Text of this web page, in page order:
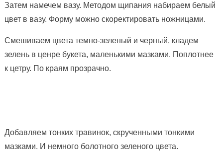
Затем намечем вазу. Методом щипания набираем белый
цвет в вазу. Форму можно скоректировать ножницами.
Смешиваем цвета темно-зеленый и черный, кладем
зелень в ценре букета, маленькими мазками. Поплотнее
к цетру. По краям прозрачно.
Добавляем тонких травинок, скрученными тонкими
мазками. И немного болотного зеленого цвета.